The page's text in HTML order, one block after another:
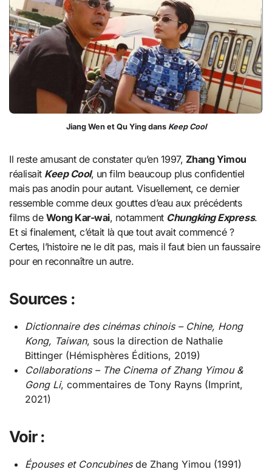
Jiang Wen et Qu Ying dans Keep Cool
Il reste amusant de constater qu’en 1997, Zhang Yimou
réalisait Keep Cool, un film beaucoup plus confidentiel
mais pas anodin pour autant. Visuellement, ce dernier
ressemble comme deux gouttes d’eau aux précédents
films de Wong Kar-wai, notamment Chungking Express.
Et si finalement, c’était là que tout avait commencé ?
Certes, l’histoire ne le dit pas, mais il faut bien un faussaire
pour en reconnaître un autre.
Sources :
Dictionnaire des cinémas chinois – Chine, Hong
Kong, Taiwan, sous la direction de Nathalie
Bittinger (Hémisphères Éditions, 2019)
Collaborations – The Cinema of Zhang Yimou &
Gong Li, commentaires de Tony Rayns (Imprint,
2021)
Voir :
Épouses et Concubinesde Zhang Yimou (1991)